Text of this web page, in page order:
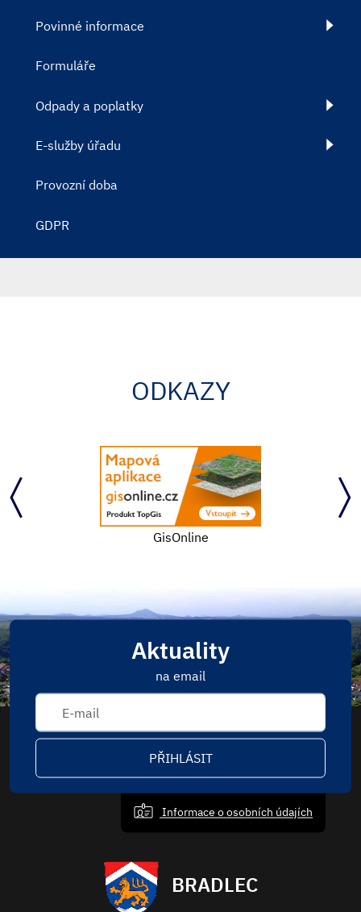
Povinné informace
Formuláře
Odpady a poplatky
E-služby úřadu
Provozní doba
GDPR
ODKAZY
GisOnline
Aktuality
na email
PŘIHLÁSIT
Informace o osobních údajích
BRADLEC